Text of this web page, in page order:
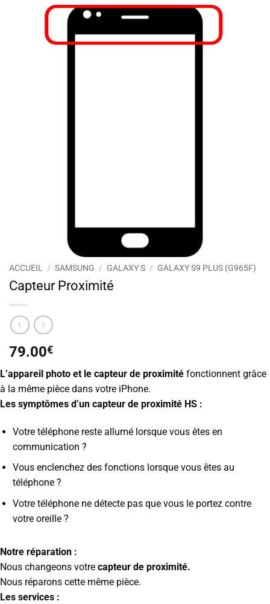
ACCUEIL / SAMSUNG / GALAXY S / GALAXY S9 PLUS (G965F)
Capteur Proximité
79.00€
L’appareil photo et le capteur de proximité fonctionnent grâce
à la même pièce dans votre iPhone.
Les symptômes d’un capteur de proximité HS :
Votre téléphone reste allumé lorsque vous êtes en
communication ?
Vous enclenchez des fonctions lorsque vous êtes au
téléphone ?
Votre téléphone ne détecte pas que vous le portez contre
votre oreille ?
Notre réparation :
Nous changeons votre capteur de proximité.
Nous réparons cette même pièce.
Les services :